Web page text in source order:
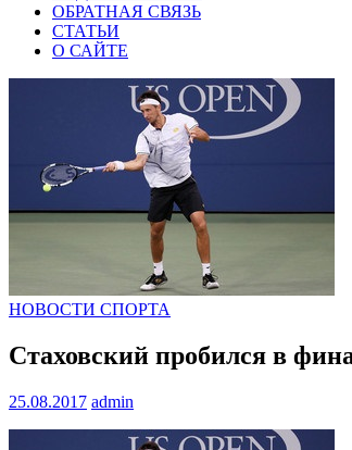
ОБРАТНАЯ СВЯЗЬ
СТАТЬИ
О САЙТЕ
НОВОСТИ СПОРТА
Стаховский пробился в
25.08.2017 admin